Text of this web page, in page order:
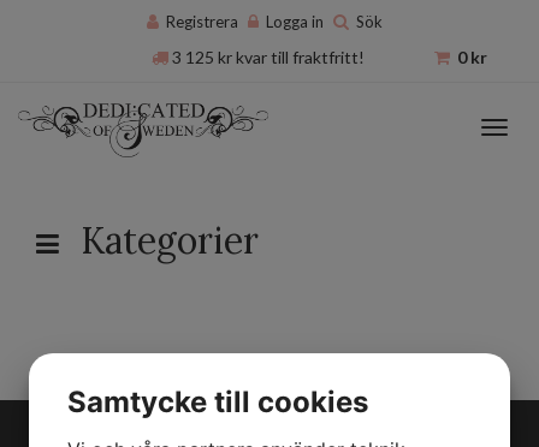
Registrera Logga in Sök
0kr
3 125 krkvar till fraktfritt!
Kategorier
Samtycke till cookies